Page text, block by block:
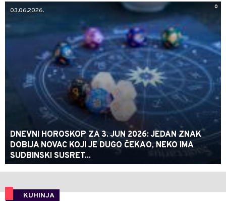
0
03.06.2026.
DNEVNI HOROSKOP ZA 3. JUN 2026: JEDAN ZNAK
DOBIJA NOVAC KOJI JE DUGO ČEKAO, NEKO IMA
SUDBINSKI SUSRET...
KUHINJA